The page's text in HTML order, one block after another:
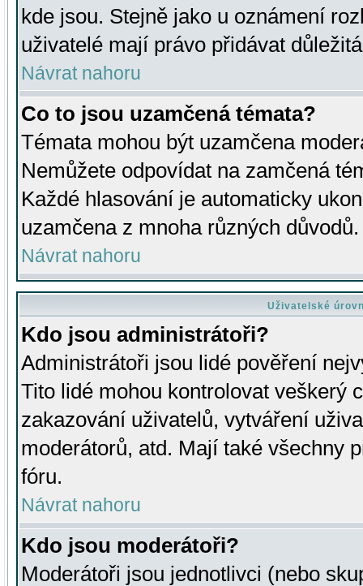
kde jsou. Stejně jako u oznámení
uživatelé mají právo přidávat
Návrat nahoru
Co to jsou uzamčená témata?
Témata mohou být uzamčena
Nemůžete odpovídat na zamčená
Každé hlasování je automaticky
uzamčena z mnoha různých důvodů.
Návrat nahoru
Uživatelské
Kdo jsou administrátoři?
Administrátoři jsou lidé pověření
Tito lidé mohou kontrolovat veškerý
zakazování uživatelů, vytváření
moderátorů, atd. Mají také všechny
fóru.
Návrat nahoru
Kdo jsou moderátoři?
Moderátoři jsou jednotlivci (nebo